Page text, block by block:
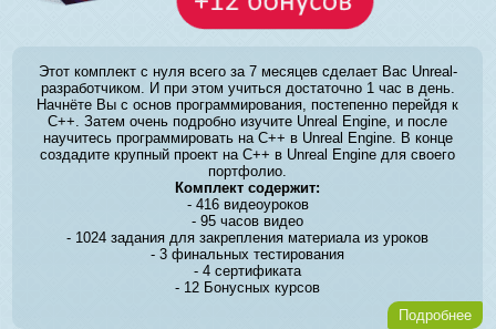
Этот комплект с нуля всего за 7 месяцев сделает Вас Unreal-
разработчиком. И при этом учиться достаточно 1 час в день.
Начнёте Вы с основ программирования, постепенно перейдя к
C++. Затем очень подробно изучите Unreal Engine, и после
научитесь программировать на C++ в Unreal Engine. В конце
создадите крупный проект на C++ в Unreal Engine для своего
портфолио.
Комплект содержит:
- 416 видеоуроков
- 95 часов видео
- 1024 задания для закрепления материала из уроков
- 3 финальных тестирования
- 4 сертификата
- 12 Бонусных курсов
Подробнее